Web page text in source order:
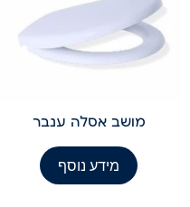
מושב אסלה ענבר
מידע נוסף